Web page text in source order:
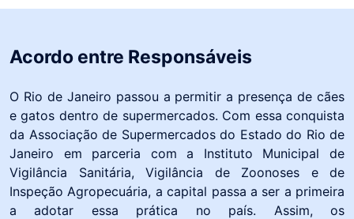
Acordo entre Responsáveis
O Rio de Janeiro passou a permitir a presença de cães
e gatos dentro de supermercados. Com essa conquista
da Associação de Supermercados do Estado do Rio de
Janeiro em parceria com a Instituto Municipal de
Vigilância Sanitária, Vigilância de Zoonoses e de
Inspeção Agropecuária, a capital passa a ser a primeira
a adotar essa prática no país. Assim, os